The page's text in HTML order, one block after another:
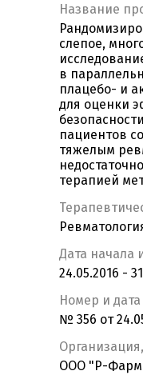
Название
слепое,
в
плацебо- и
для оценки
пациентов
тяжелым
терапией
Дата начала
24.05.2016 -
Номер и
№ 356 от
ООО "Р-